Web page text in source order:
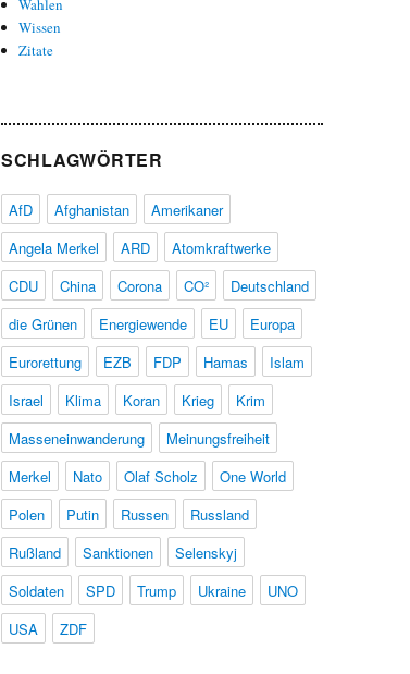
Wahlen
Wissen
Zitate
SCHLAGWÖRTER
AfD Afghanistan
Amerikaner
Angela Merkel
ARD
Atomkraftwerke
CDU
China Corona CO²
Deutschland
die Grünen
Energiewende EU
Europa
Eurorettung
EZB FDP Hamas
Islam
Israel
Klima Koran Krieg
Krim
Masseneinwanderung
Meinungsfreiheit
Merkel
Nato Olaf Scholz
One World
Polen
Putin Russen
Russland
Rußland
Sanktionen
Selenskyj
Soldaten
SPD Trump Ukraine
UNO
USA
ZDF